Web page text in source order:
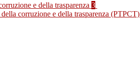
e della trasparenza 3
corruzione e della trasparenza (PTPCT)